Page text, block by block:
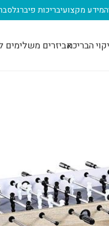
מידע מקצועיבריכות פיברגלס
הבריכהאביזרים משלימים